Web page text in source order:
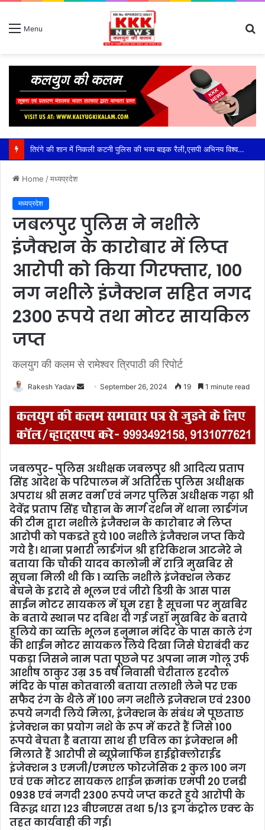
Menu
Home /मध्यप्रदेश
मध्यप्रदेश
जबलपुर पुलिस ने नशीले
इंजैक्शन के कारोबार में लिप्त
आरोपी को किया गिरफ्तार, 100
नग नशीले इंजैक्शन सहित नगद
2300 रूपये तथा मोटर सायकिल
जप्त
कलयुग की कलम से रामेश्वर त्रिपाठी की रिपोर्ट
Rakesh Yadav
n
d
a
e
m
a
i
l
September 26, 2024 19 1 minute read
जबलपुर- पुलिस अधीक्षक जबलपुर श्री आदित्य प्रताप
सिंह आदेश के परिपालन में अतिरिक्त पुलिस अधीक्षक
अपराध श्री समर वर्मा एवं नगर पुलिस अधीक्षक गढ़ा श्री
देवेंद्र प्रताप सिंह चौहान के मार्ग दर्शन में थाना लार्डगंज
की टीम द्वारा नशीले इंजैक्शन के कारोबार मे लिप्त
आरोपी को पकडते हुये 100 नशीले इंजैक्शन जप्त किये
गये है। थाना प्रभारी लार्डगंज श्री हरिकिशन आटनेरे ने
बताया कि चौकी यादव कालोनी में रात्रि मुखबिर से
सूचना मिली थी कि 1 व्यक्ति नशीले इंजेक्शन लेकर
बेचने के इरादे से भूलन एवं जीरो डिग्री के आस पास
साईन मोटर सायकल में घूम रहा है सूचना पर मुखबिर
के बताये स्थान पर दबिश दी गई जहॉ मुखबिर के बताये
हुलिये का व्यक्ति भूलन हनुमान मंदिर के पास काले रंग
की शाईन मोटर सायकल लिये दिखा जिसे घेराबंदी कर
पकड़ा जिसने नाम पता पूछने पर अपना नाम गोलू उर्फ
आशीष ठाकुर उम्र 35 वर्ष निवासी चेरीताल हरदौल
मंदिर के पास कोतवाली बताया तलाशी लेने पर एक
सफैद रंग के थैले में 100 नग नशीले इजेक्शन एवं 2300
रूपये नगदी लिये मिला, इंजेक्शन के संबंध मे पूछताछ
इंजेक्शन का प्रयोग नशे के रूप में करते हैं जिसे 100
रूपये बेचता है बताया साथ ही एविल का इंजेक्शन भी
मिलाते हैं आरोपी से ब्यूप्रेनार्फिन हाईड्रोक्लोराईड
इंजेक्शन 3 एमजी/एमएल फोरजेसिक 2 कुल 100 नग
एवं एक मोटर सायकल शाईन क्रमांक एमपी 20 एनडी
0938 एवं नगदी 2300 रूपये जप्त करते हुये आरोपी के
विरूद्ध धारा 123 बीएनएस तथा 5/13 ड्रग कंट्रोल एक्ट के
तहत कार्यवाही की गई।